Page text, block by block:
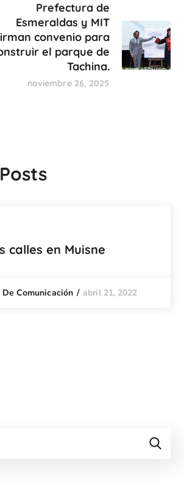
Prefectura de
Esmeraldas y MIT
convenio para
el parque de
Tachina.
noviembre 26, 2025
calles en Muisne
Comunicación abril 21, 2022